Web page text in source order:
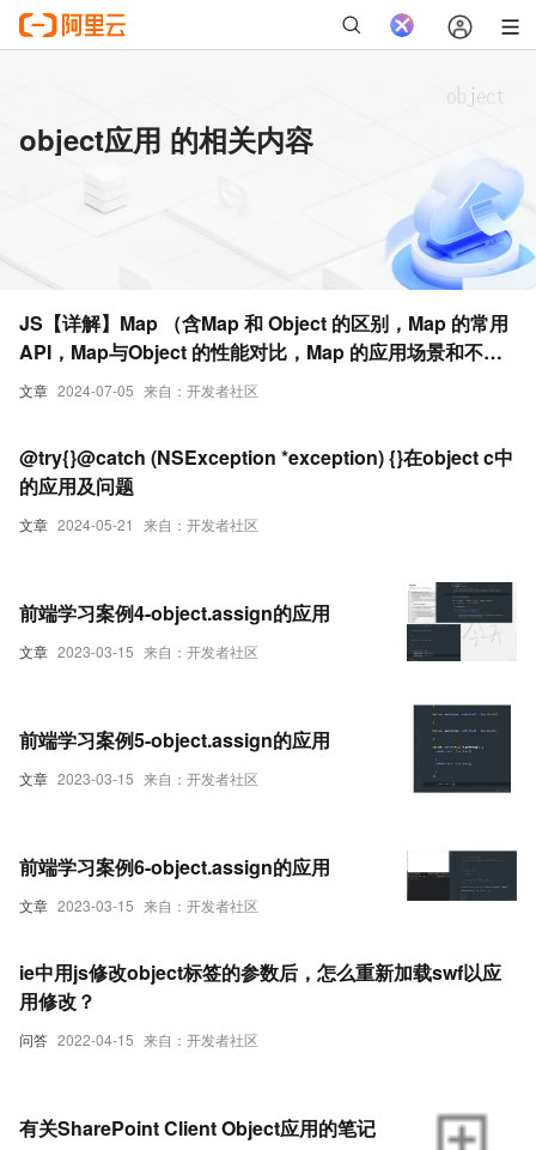
object应用 的相关内容
文章 2024-07-05 来自：开发者社区
JS【详解】Map （含Map 和 Object 的区别，Map 的常用
API，Map与Object 的性能对比，Map 的应用场景和不适
合的使用场景）
文章 2024-05-21 来自：开发者社区
@try{}@catch (NSException *exception) {}在object c中
的应用及问题
文章 2023-03-15 来自：开发者社区
前端学习案例4-object.assign的应用
文章 2023-03-15 来自：开发者社区
前端学习案例5-object.assign的应用
文章 2023-03-15 来自：开发者社区
前端学习案例6-object.assign的应用
问答 2022-04-15 来自：开发者社区
ie中用js修改object标签的参数后，怎么重新加载swf以应
用修改？
有关SharePoint Client Object应用的笔记